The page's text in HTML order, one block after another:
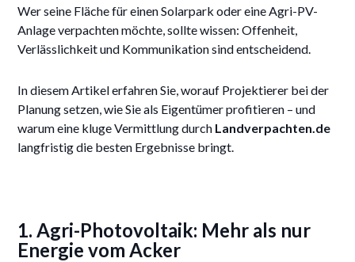
23/6/2025
Wer seine Fläche für einen Solarpark oder eine Agri-PV-
Anlage verpachten möchte, sollte wissen: Offenheit,
Verlässlichkeit und Kommunikation sind entscheidend.
In diesem Artikel erfahren Sie, worauf Projektierer bei der
Planung setzen, wie Sie als Eigentümer profitieren – und
warum eine kluge Vermittlung durch Landverpachten.de
langfristig die besten Ergebnisse bringt.
1. Agri-Photovoltaik: Mehr als nur
Energie vom Acker